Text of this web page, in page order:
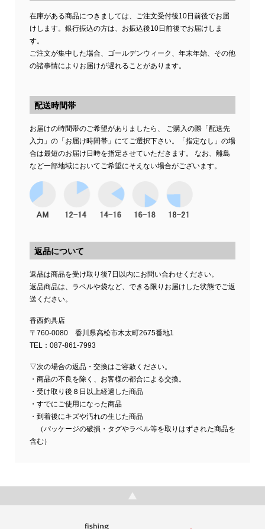
在庫がある商品につきましては、ご注文受付後10日前後でお届
けします。銀行振込の方は、お振込後10日前後でお届けしま
す。
ご注文が集中した場合、ゴールデンウィーク、年末年始、その他
の諸事情によりお届けが遅れることがあります。
配送時間帯
お届けの時間帯のご希望がありましたら、 ご購入の際「配送先
入力」の「お届け時間帯」にてご選択下さい。「指定なし」の場
合は最短のお届け日時を指定させていただきます。 なお、離島
など一部地域においてご希望にそえない場合がございます。
返品について
返品は商品を受け取り後7日以内にお問い合わせください。
返品商品は、ラベルや袋など、できる限りお届けした状態でご返
送ください。
香西釣具店
〒760-0080 香川県高松市木太町2675番地1
TEL：087-861-7993
▽次の場合の返品・交換はご容赦ください。
・商品の不良を除く、お客様の都合による交換。
・受け取り後８日以上経過した商品
・すでにご使用になった商品
・到着後にキズや汚れの生じた商品
（パッケージの破損・タグやラベル等を取りはずされた商品を
含む）